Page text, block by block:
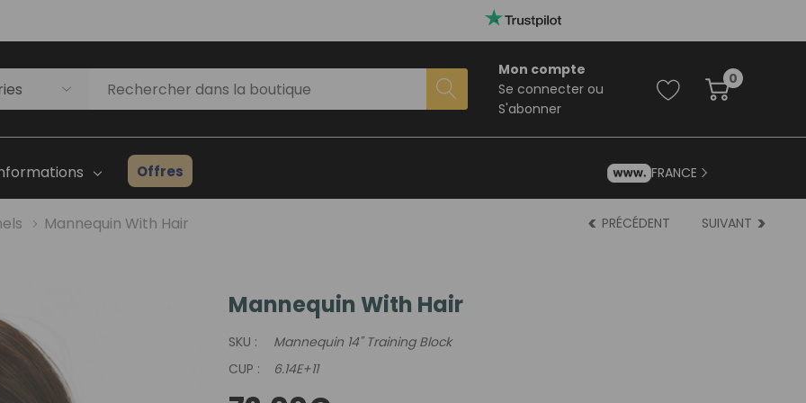
Mon compte
Se connecter ou
S'abonner
0
Consultation
Offres FRANCE
Mannequin With Hair PRÉCÉDENT SUIVANT
Mannequin With Hair
SKU :
Mannequin 14" Training Block
CUP :
6.14E+11